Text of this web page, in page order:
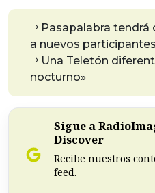
Pasapalabra tendrá
a nuevos participantes
Una Teletón
nocturno»
Sigue a
Discover
Recibe nuestros
feed.